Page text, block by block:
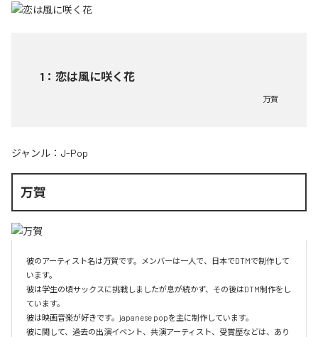
1 ： 恋は風に咲く花
万賀
ジャンル： J-Pop
万賀
彼のアーティスト名は万賀です。メンバーは一人で、日本でDTMで制作して
います。
彼は学生の頃サックスに挑戦しましたが息が続かず、その後はDTM制作をし
ています。
彼は映画音楽が好きです。japanese popを主に制作しています。
彼に関して、過去の出演イベント、共演アーティスト、受賞歴などは、あり